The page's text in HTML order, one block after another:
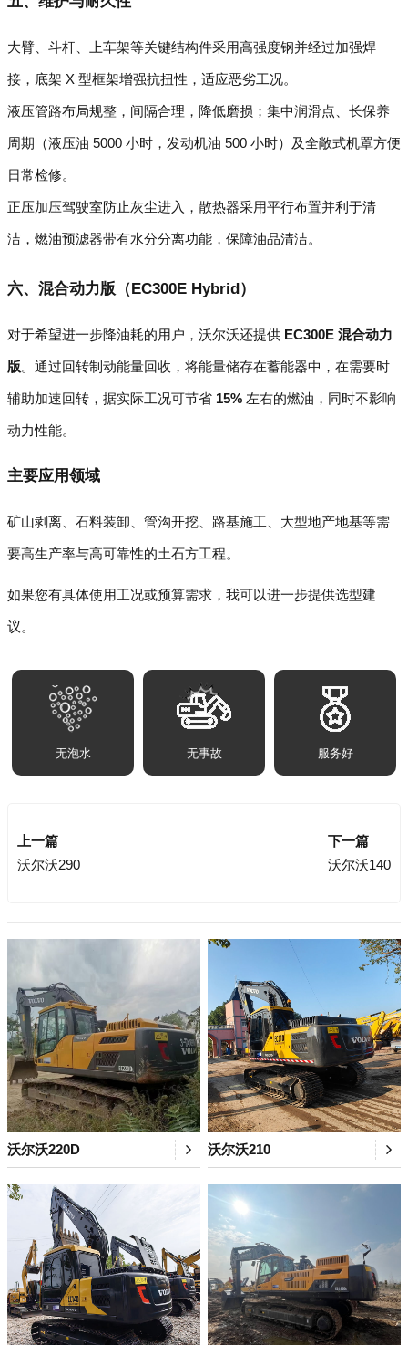
大臂、斗杆、上车架等关键结构件采用高强度钢并经过加强焊
接，底架 X 型框架增强抗扭性，适应恶劣工况。
液压管路布局规整，间隔合理，降低磨损；集中润滑点、长保养
周期（液压油 5000 小时，发动机油 500 小时）及全敞式机罩方便
日常检修。
正压加压驾驶室防止灰尘进入，散热器采用平行布置并利于清
洁，燃油预滤器带有水分分离功能，保障油品清洁。
六、混合动力版（EC300E Hybrid）
对于希望进一步降油耗的用户，沃尔沃还提供 EC300E 混合动力
版。通过回转制动能量回收，将能量储存在蓄能器中，在需要时
辅助加速回转，据实际工况可节省 15% 左右的燃油，同时不影响
动力性能。
主要应用领域
矿山剥离、石料装卸、管沟开挖、路基施工、大型地产地基等需
要高生产率与高可靠性的土石方工程。
如果您有具体使用工况或预算需求，我可以进一步提供选型建
议。
无泡水 无事故 服务好
上一篇
沃尔沃290
下一篇
沃尔沃140
沃尔沃220D 沃尔沃210